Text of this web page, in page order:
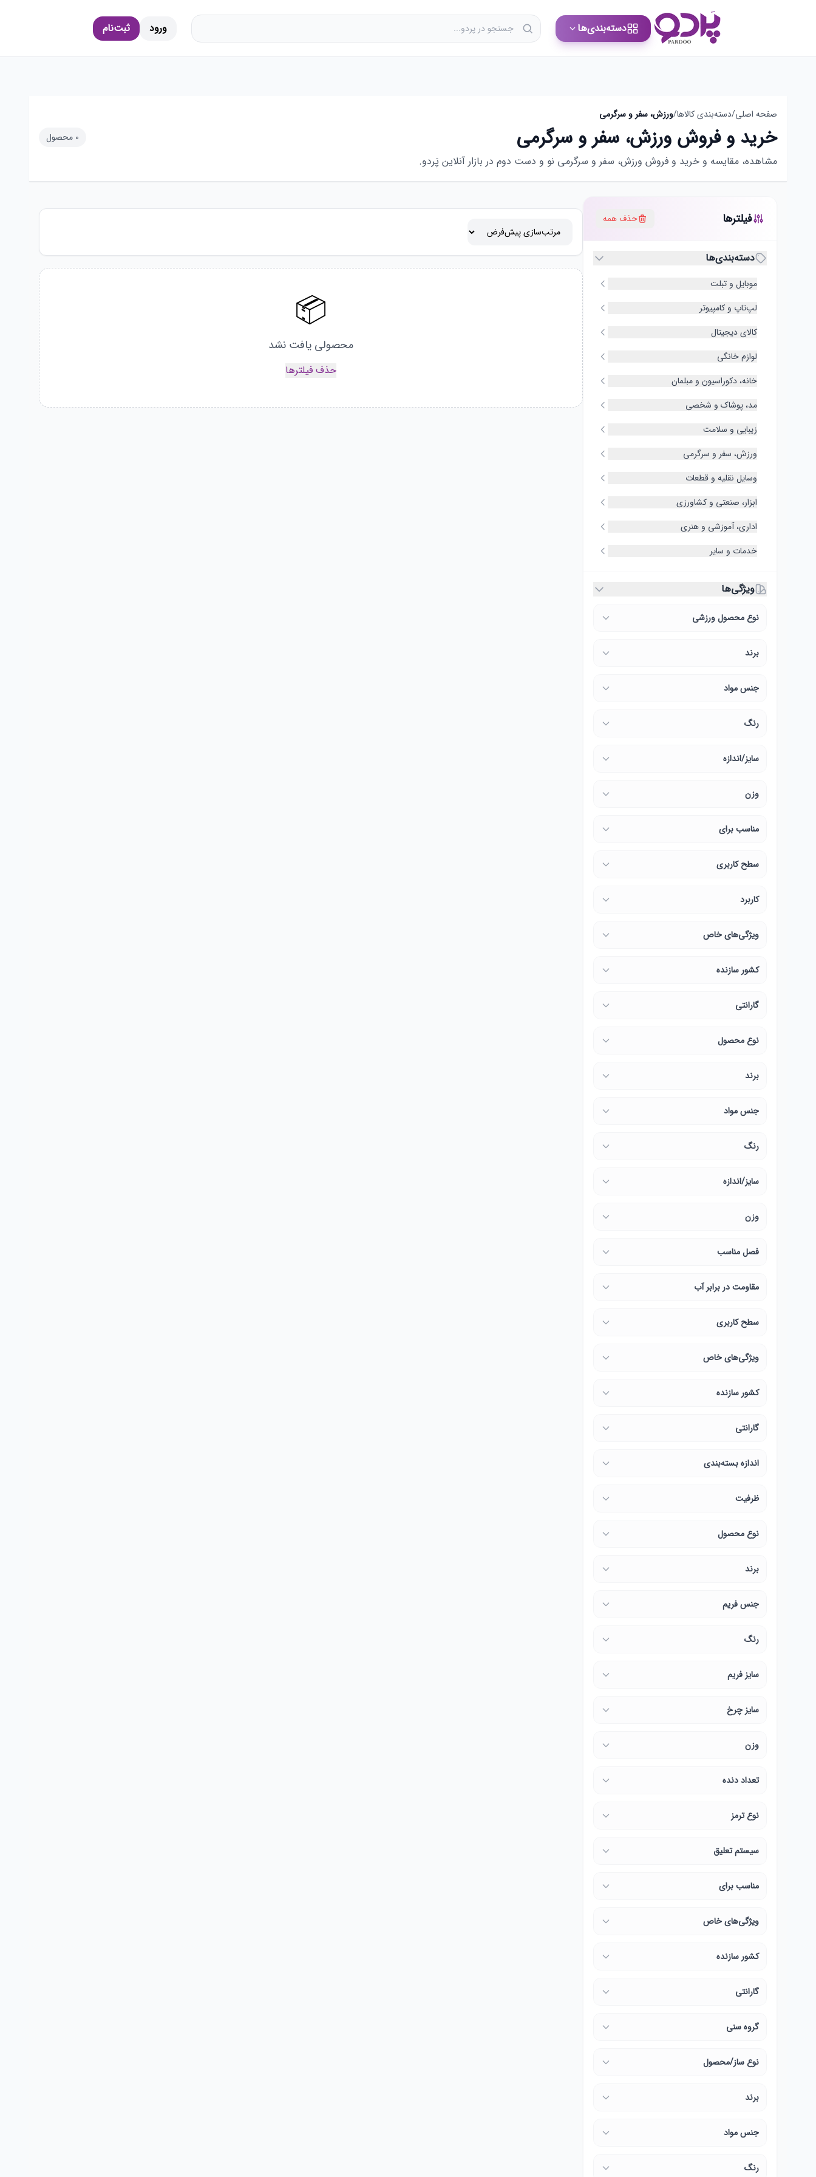
دسته‌بندی‌ها ورود ثبت‌نام
صفحه اصلی/دسته‌بندی کالاها/ورزش، سفر و سرگرمی
خرید و فروش ورزش، سفر و سرگرمی
مشاهده، مقایسه و خرید و فروش ورزش، سفر و سرگرمی نو و دست دوم در بازار آنلاین پَردو.
0 محصول
فیلترها حذف همه
دسته‌بندی‌ها
موبایل و تبلت
لپ‌تاپ و کامپیوتر
کالای دیجیتال
لوازم خانگی
خانه، دکوراسیون و مبلمان
مد، پوشاک و شخصی
زیبایی و سلامت
ورزش، سفر و سرگرمی
وسایل نقلیه و قطعات
ابزار، صنعتی و کشاورزی
اداری، آموزشی و هنری
خدمات و سایر
ویژگی‌ها
نوع محصول ورزشی
برند
جنس مواد
رنگ
سایز/اندازه
وزن
مناسب برای
سطح کاربری
کاربرد
ویژگی‌های خاص
کشور سازنده
گارانتی
نوع محصول
برند
جنس مواد
رنگ
سایز/اندازه
وزن
فصل مناسب
مقاومت در برابر آب
سطح کاربری
ویژگی‌های خاص
کشور سازنده
گارانتی
اندازه بسته‌بندی
ظرفیت
نوع محصول
برند
جنس فریم
رنگ
سایز فریم
سایز چرخ
وزن
تعداد دنده
نوع ترمز
سیستم تعلیق
مناسب برای
ویژگی‌های خاص
کشور سازنده
گارانتی
گروه سنی
نوع ساز/محصول
برند
جنس مواد
رنگ
📦
محصولی یافت نشد
حذف فیلترها